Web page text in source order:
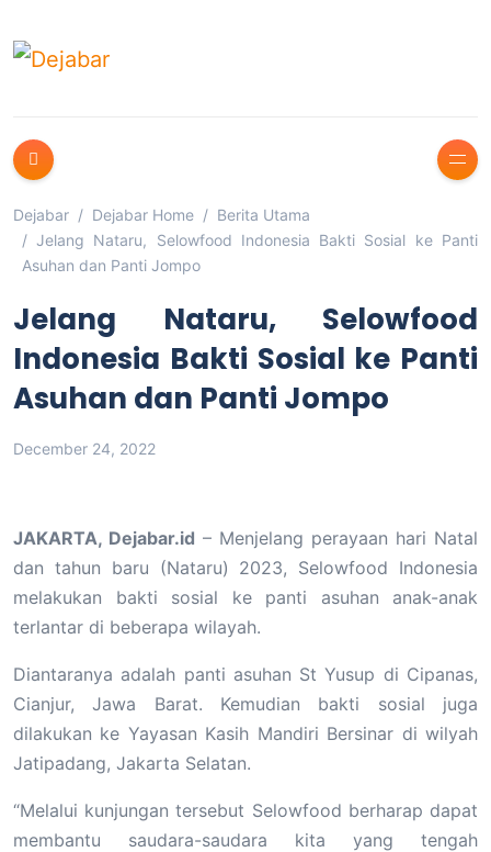
Dejabar Dejabar Home
Berita Utama
Jelang Nataru, Selowfood Indonesia Bakti Sosial ke Panti
Asuhan dan Panti Jompo
Jelang Nataru, Selowfood
Indonesia Bakti Sosial ke Panti
Asuhan dan Panti Jompo
December 24, 2022
JAKARTA, Dejabar.id – Menjelang perayaan hari Natal
dan tahun baru (Nataru) 2023, Selowfood Indonesia
melakukan bakti sosial ke panti asuhan anak-anak
terlantar di beberapa wilayah.
Diantaranya adalah panti asuhan St Yusup di Cipanas,
Cianjur, Jawa Barat. Kemudian bakti sosial juga
dilakukan ke Yayasan Kasih Mandiri Bersinar di wilyah
Jatipadang, Jakarta Selatan.
“Melalui kunjungan tersebut Selowfood berharap dapat
membantu saudara-saudara kita yang tengah